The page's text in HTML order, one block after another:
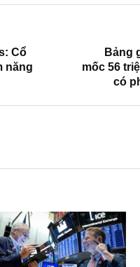
Cổ
năng
Bảng
mốc 56
có